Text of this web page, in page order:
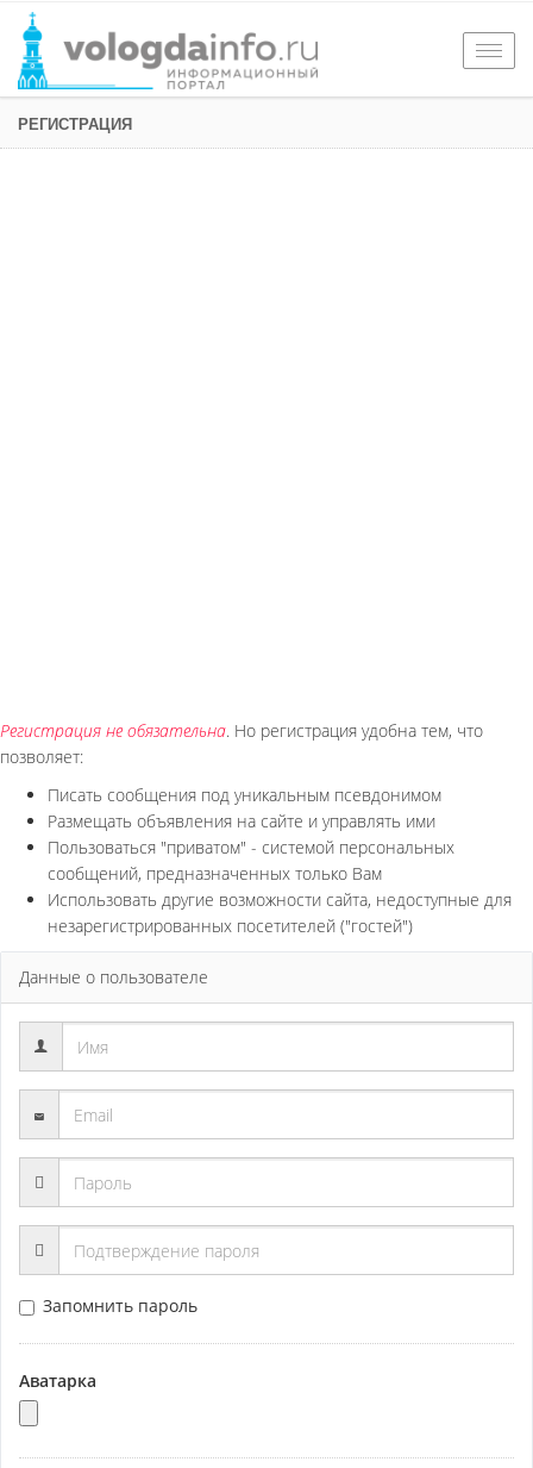
РЕГИСТРАЦИЯ
Регистрация не обязательна. Но регистрация удобна тем, что
позволяет:
Писать сообщения под уникальным псевдонимом
Размещать объявления на сайте и управлять ими
Пользоваться "приватом" - системой персональных
сообщений, предназначенных только Вам
Использовать другие возможности сайта, недоступные для
незарегистрированных посетителей ("гостей")
Данные о пользователе
Запомнить пароль
Аватарка